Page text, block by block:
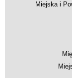
Miejska i